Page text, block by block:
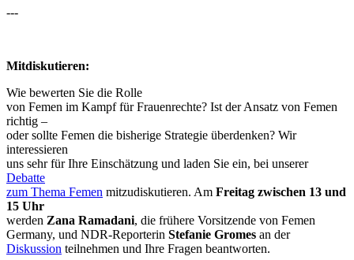
---
Mitdiskutieren:
Wie bewerten Sie die Rolle
von Femen im Kampf für Frauenrechte? Ist der Ansatz von Femen
richtig –
oder sollte Femen die bisherige Strategie überdenken? Wir
interessieren
uns sehr für Ihre Einschätzung und laden Sie ein, bei unserer
Debatte
zum Thema Femen mitzudiskutieren. Am Freitag zwischen 13 und
15 Uhr
werden Zana Ramadani, die frühere Vorsitzende von Femen
Germany, und NDR-Reporterin Stefanie Gromes an der
Diskussion teilnehmen und Ihre Fragen beantworten.